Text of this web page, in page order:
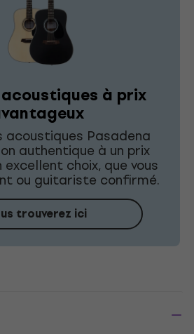
à prix
acoustiques Pasadena
authentique à un prix
excellent choix, que vous
ou guitariste confirmé.
trouverez ici